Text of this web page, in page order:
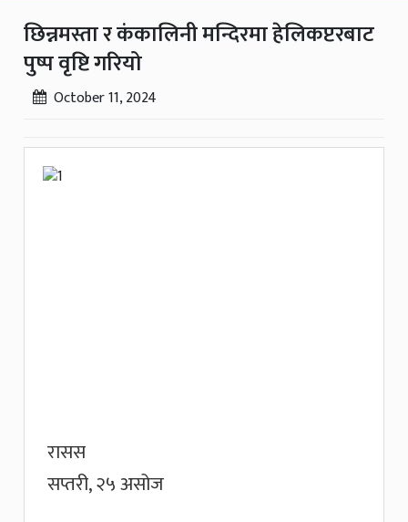
छिन्नमस्ता र कंकालिनी मन्दिरमा हेलिकप्टरबाट
पुष्प वृष्टि गरियो
October 11, 2024
रासस
सप्तरी, २५ असोज